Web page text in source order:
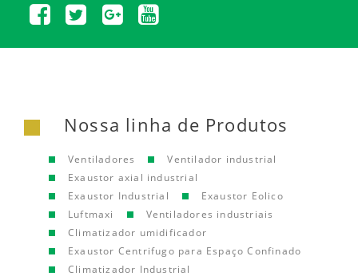
Nossa linha de Produtos
Ventiladores
Ventilador industrial
Exaustor axial industrial
Exaustor Industrial
Exaustor Eolico
Luftmaxi
Ventiladores industriais
Climatizador umidificador
Exaustor Centrifugo para Espaço Confinado
Climatizador Industrial